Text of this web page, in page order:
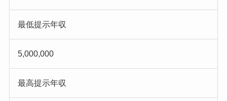
最低提示年収
5,000,000
最高提示年収